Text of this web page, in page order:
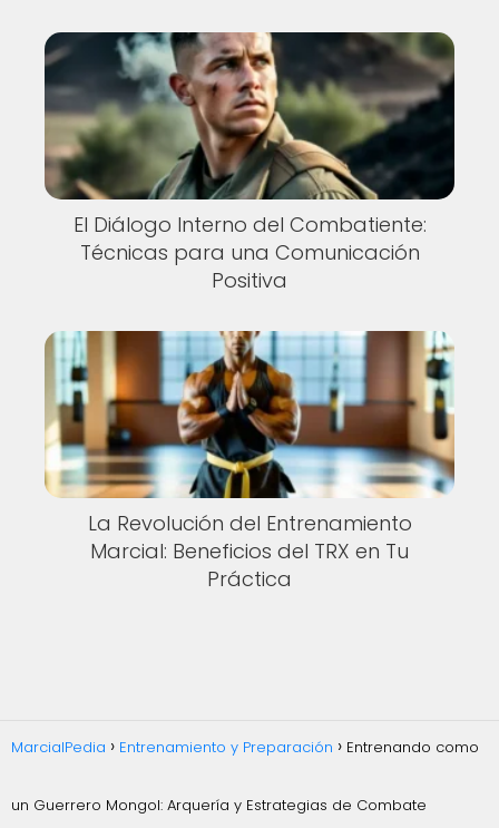
El Diálogo Interno del Combatiente:
Técnicas para una Comunicación
Positiva
La Revolución del Entrenamiento
Marcial: Beneficios del TRX en Tu
Práctica
MarcialPedia Entrenamiento y Preparación Entrenando como
un Guerrero Mongol: Arquería y Estrategias de Combate